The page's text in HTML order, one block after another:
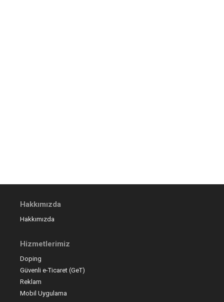
Hakkımızda
Hakkımızda
Hizmetlerimiz
Doping
Güvenli e-Ticaret (GeT)
Reklam
Mobil Uygulama